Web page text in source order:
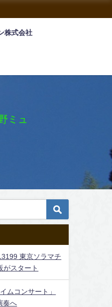
株式会社
ミュ
東京ソラマチ
がスタート
ムコンサート」
奏へ